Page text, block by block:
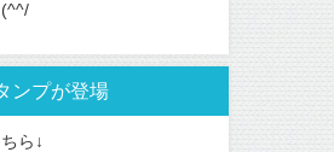
ンプが登場
ら↓